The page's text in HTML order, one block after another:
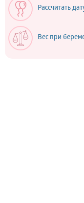
Рассчитать
Вес при